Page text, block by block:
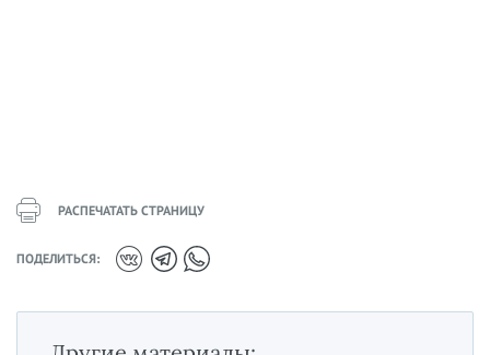
РАСПЕЧАТАТЬ СТРАНИЦУ
ПОДЕЛИТЬСЯ: